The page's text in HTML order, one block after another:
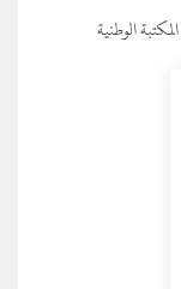
الوطنية